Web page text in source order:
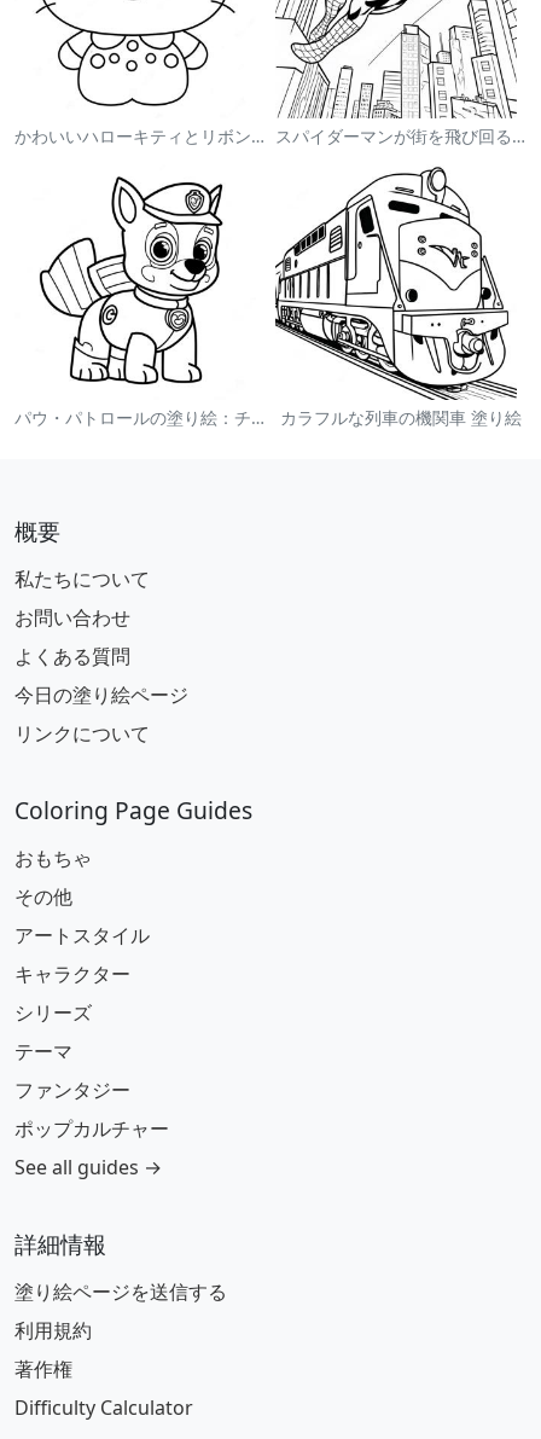
かわいいハローキティとリボンの塗り絵 スパイダーマンが街を飛び回る塗り絵
パウ・パトロールの塗り絵：チェイス カラフルな列車の機関車 塗り絵
概要
私たちについて
お問い合わせ
よくある質問
今日の塗り絵ページ
リンクについて
Coloring Page Guides
おもちゃ
その他
アートスタイル
キャラクター
シリーズ
テーマ
ファンタジー
ポップカルチャー
See all guides →
詳細情報
塗り絵ページを送信する
利用規約
著作権
Difficulty Calculator